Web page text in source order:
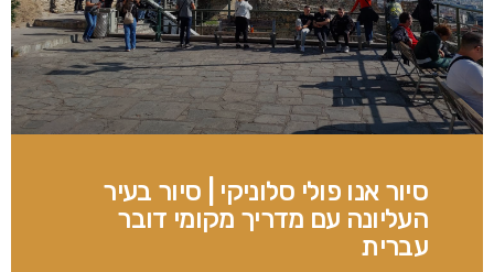
סיור אנו פולי סלוניקי | סיור בעיר
העליונה עם מדריך מקומי דובר
עברית